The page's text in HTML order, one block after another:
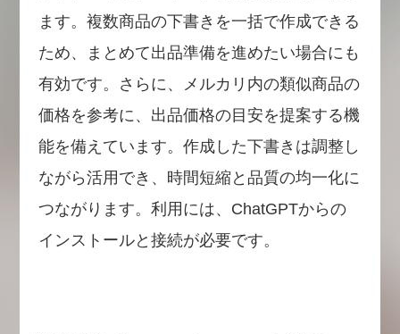
ます。複数商品の下書きを一括で作成できる
ため、まとめて出品準備を進めたい場合にも
有効です。さらに、メルカリ内の類似商品の
価格を参考に、出品価格の目安を提案する機
能を備えています。作成した下書きは調整し
ながら活用でき、時間短縮と品質の均一化に
つながります。利用には、ChatGPTからの
インストールと接続が必要です。